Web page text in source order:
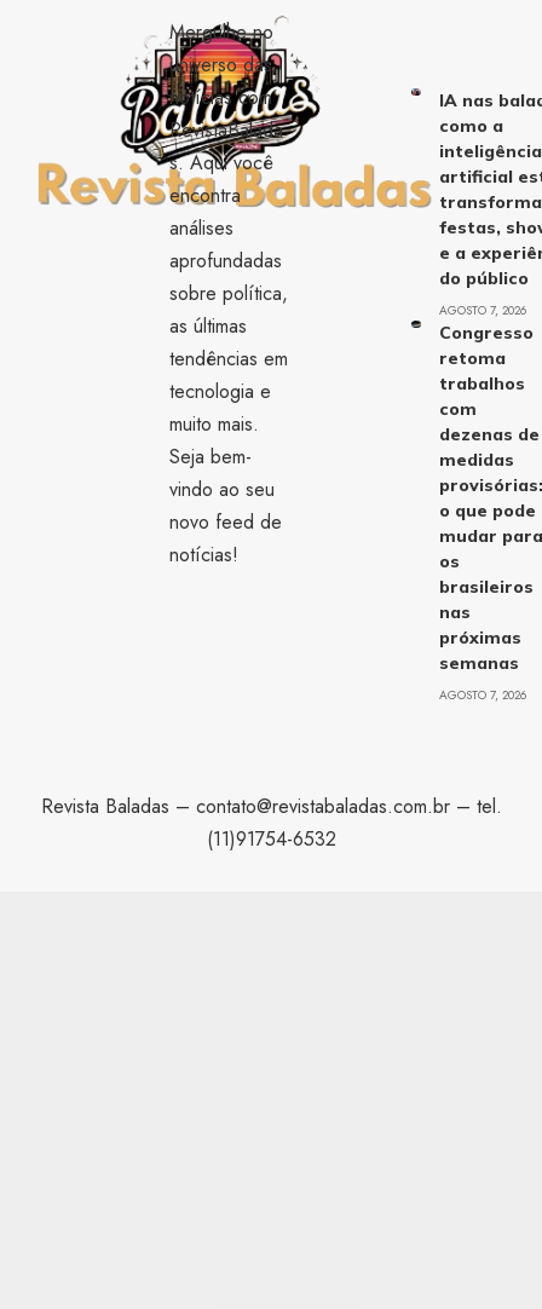
Mergulhe no
universo das
notícias com
RevistaBalada
s. Aqui você
encontra
análises
aprofundadas
sobre política,
as últimas
tendências em
tecnologia e
muito mais.
Seja bem-
vindo ao seu
novo feed de
notícias!
IA nas
como a
inteligência
artificial
festas,
e a
do público
AGOSTO 7, 2026
Congresso
retoma
trabalhos
com
dezenas de
medidas
o que pode
mudar
os
brasileiros
nas
próximas
semanas
AGOSTO 7, 2026
Revista Baladas – contato@revistabaladas.com.br– tel.
(11)91754-6532